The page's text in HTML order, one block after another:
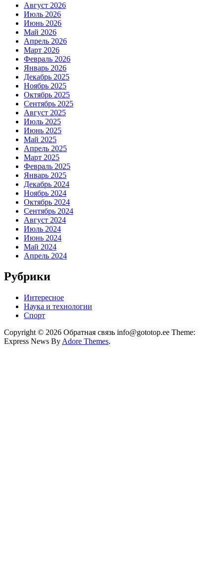
Август 2026
Июль 2026
Июнь 2026
Май 2026
Апрель 2026
Март 2026
Февраль 2026
Январь 2026
Декабрь 2025
Ноябрь 2025
Октябрь 2025
Сентябрь 2025
Август 2025
Июль 2025
Июнь 2025
Май 2025
Апрель 2025
Март 2025
Февраль 2025
Январь 2025
Декабрь 2024
Ноябрь 2024
Октябрь 2024
Сентябрь 2024
Август 2024
Июль 2024
Июнь 2024
Май 2024
Апрель 2024
Рубрики
Интересное
Наука и технологии
Спорт
Copyright © 2026 Обратная связь info@gototop.ee Theme:
Express News By Adore Themes.